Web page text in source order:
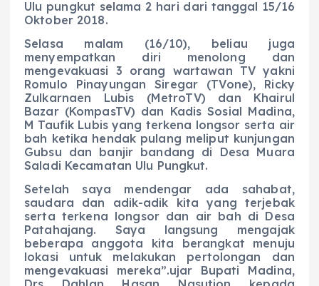
Ulu pungkut selama 2 hari dari tanggal 15/16
Oktober 2018.
Selasa malam (16/10), beliau juga
menyempatkan diri menolong dan
mengevakuasi 3 orang wartawan TV yakni
Romulo Pinayungan Siregar (TVone), Ricky
Zulkarnaen Lubis (MetroTV) dan Khairul
Bazar (KompasTV) dan Kadis Sosial Madina,
M Taufik Lubis yang terkena longsor serta air
bah ketika hendak pulang meliput kunjungan
Gubsu dan banjir bandang di Desa Muara
Saladi Kecamatan Ulu Pungkut.
Setelah saya mendengar ada sahabat,
saudara dan adik-adik kita yang terjebak
serta terkena longsor dan air bah di Desa
Patahajang. Saya langsung mengajak
beberapa anggota kita berangkat menuju
lokasi untuk melakukan pertolongan dan
mengevakuasi mereka”.ujar Bupati Madina,